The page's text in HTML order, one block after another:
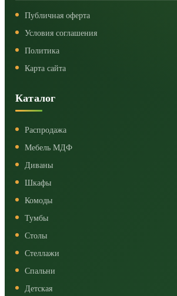
Публичная оферта
Условия соглашения
Политика
Карта сайта
Каталог
Распродажа
Мебель МДФ
Диваны
Шкафы
Комоды
Тумбы
Столы
Стеллажи
Спальни
Детская